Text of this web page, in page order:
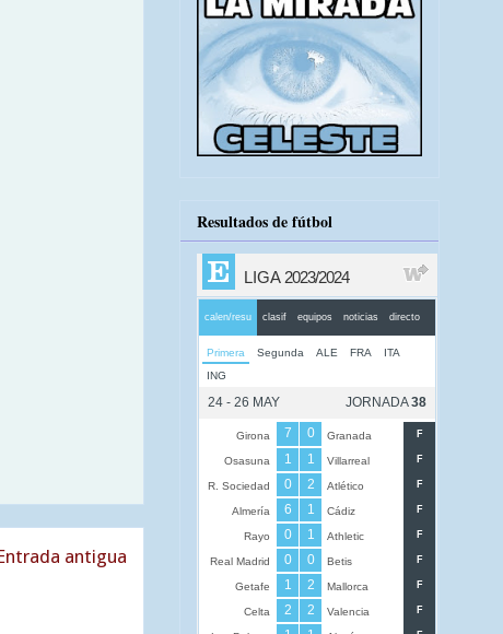
antigua
Resultados de fútbol